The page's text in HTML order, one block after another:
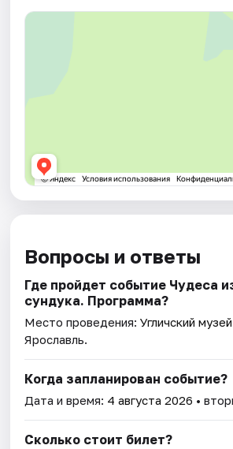
Вопросы и ответы
Где пройдет событие Чудеса
сундука. Программа?
Место проведения:Угличский музей
Ярославль.
Когда запланирован событие?
Дата и время: 4 августа 2026 •
Сколько стоит билет?